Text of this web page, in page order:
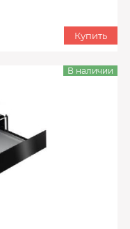
Купить
В наличии